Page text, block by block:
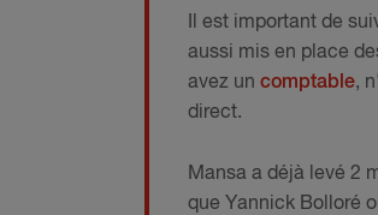
Il est important de
aussi mis en place
avez un comptable,
direct.
Mansa a déjà levé 2
que Yannick Bolloré